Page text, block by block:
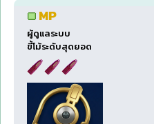
MP
ผู้ดูแลระบบ
ขี้โม้ระดับสุดยอด